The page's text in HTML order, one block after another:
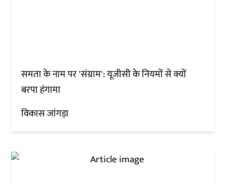
समता के नाम पर 'संग्राम': यूजीसी के नियमों से क्यों
बरपा हंगामा
विकास जांगड़ा